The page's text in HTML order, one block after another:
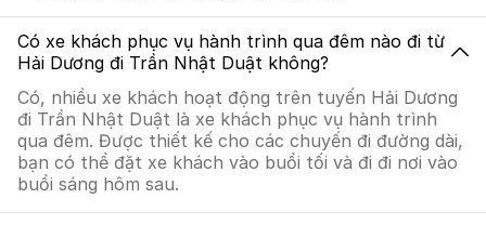
Có xe khách phục vụ hành trình qua đêm nào đi từ
Hải Dương đi Trần Nhật Duật không?
Có, nhiều xe khách hoạt động trên tuyến Hải Dương
đi Trần Nhật Duật là xe khách phục vụ hành trình
qua đêm. Được thiết kế cho các chuyến đi đường dài,
bạn có thể đặt xe khách vào buổi tối và đi đi nơi vào
buổi sáng hôm sau.